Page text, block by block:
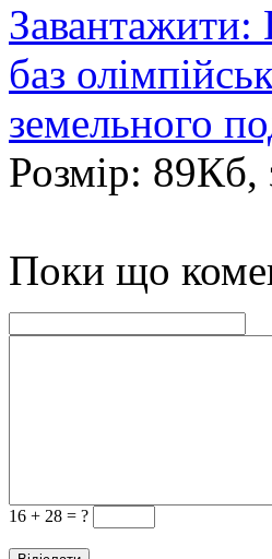
Завантажити:
баз
земельного
Розмір: 89Кб,
Поки що
16 + 28 = ?